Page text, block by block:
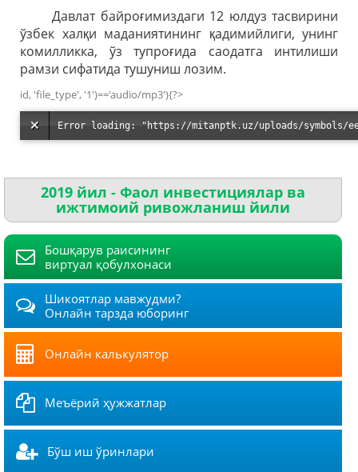
Давлат байроғимиздаги 12 юлдуз тасвирини
ўзбек халқи маданиятининг қадимийлиги, унинг
комилликка, ўз тупроғида саодатга интилиши
рамзи сифатида тушуниш лозим.
id, 'file_type', '1')=='audio/mp3'){?>
2019 йил - Фаол инвестициялар ва
ижтимоий ривожланиш йили
Бошқарув раисининг
виртуал қобулхонаси
Шикоятлар мавжудми?
Онлайн тарзда юборинг
Онлайн калькулятор
Меъёрий ҳужжатлар
Бўш иш ўринлари